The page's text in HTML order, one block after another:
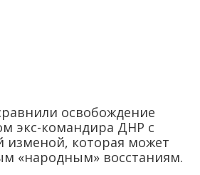
освобождение
экс-командира ДНР с
изменой, которая может
«народным» восстаниям.